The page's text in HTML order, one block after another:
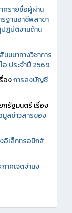
ศรายชื่อผู้ผ่าน
ฐานอาชีพสาขา
ฏิบัติงานด้าน
มมนาทางวิชาการ
ประจำปี 2569
องการลงบัญชี
รัฐมนตรี เรื่อง
ข่าวสารของ
อิเล็กทรอนิกส์
าศเจตจำนง